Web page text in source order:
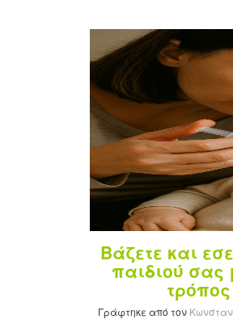
Βάζετε και
παιδιού σας
Γράφτηκε από τον